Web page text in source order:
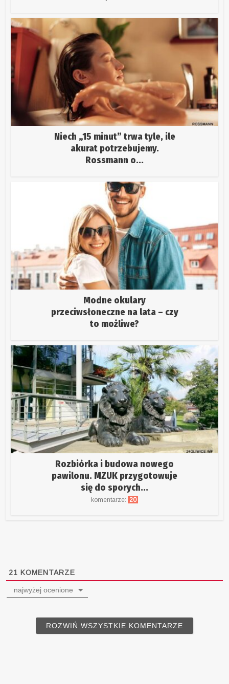
Niech „15 minut” trwa tyle, ile
akurat potrzebujemy.
Rossmann o...
Modne okulary
przeciwsłoneczne na lata – czy
to możliwe?
Rozbiórka i budowa nowego
pawilonu. MZUK przygotowuje
się do sporych...
komentarze: 20
21 KOMENTARZE
najwyżej ocenione
ROZWIŃ WSZYSTKIE KOMENTARZE